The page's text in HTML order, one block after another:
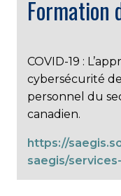
Formation
COVID-19 :
cybersécurité
personnel du
canadien.
https://
saegis/